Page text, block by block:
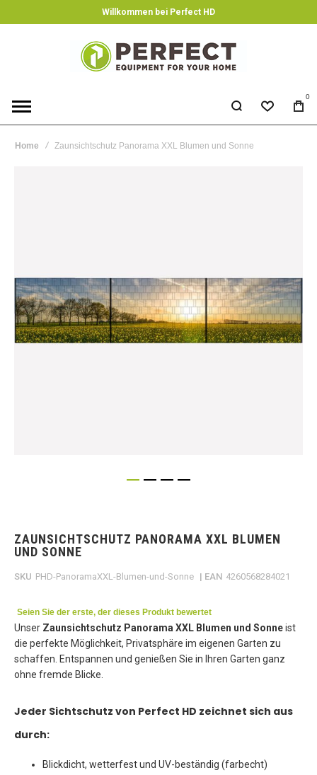
Willkommen bei Perfect HD
0
Home Zaunsichtschutz Panorama XXL Blumen und Sonne
ZAUNSICHTSCHUTZ PANORAMA XXL BLUMEN
UND SONNE
SKU PHD-PanoramaXXL-Blumen-und-Sonne | EAN 4260568284021
Seien Sie der erste, der dieses Produkt bewertet
Unser Zaunsichtschutz Panorama XXL Blumen und Sonneist
die perfekte Möglichkeit, Privatsphäre im eigenen Garten zu
schaffen. Entspannen und genießen Sie in Ihren Garten ganz
ohne fremde Blicke.
Jeder Sichtschutz von Perfect HD zeichnet sich aus
durch:
Blickdicht, wetterfest und UV-beständig (farbecht)
beginning
of
images